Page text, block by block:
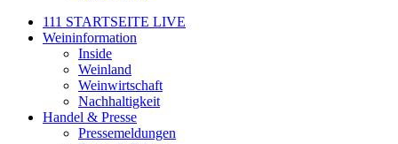
111 STARTSEITE LIVE
Weininformation
Inside
Weinland
Weinwirtschaft
Nachhaltigkeit
Handel & Presse
Pressemeldungen